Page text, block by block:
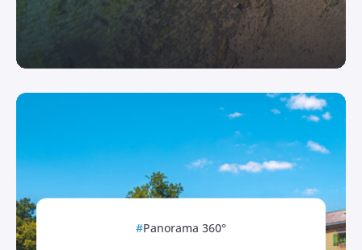
Panorama 360°